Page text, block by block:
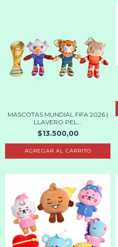
MASCOTAS MUNDIAL FIFA 2026 |
LLAVERO PEL...
$13.500,00
AGREGAR AL CARRITO